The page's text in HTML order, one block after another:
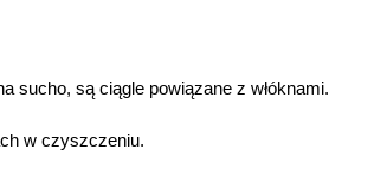
sucho, są ciągle powiązane z włóknami.
w czyszczeniu.